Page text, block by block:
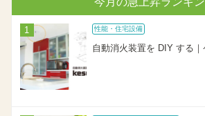
性能・住宅設備
自動消火装置を DIY する